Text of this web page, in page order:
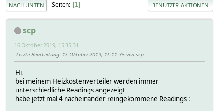
NACH UNTEN Seiten 1 BENUTZER-AKTIONEN
scp
16 Oktober 2019, 15:35:31
Letzte Bearbeitung: 16 Oktober 2019, 16:11:35 von scp
Hi,
bei meinem Heizkostenverteiler werden immer
unterschiedliche Readings angezeigt.
habe jetzt mal 4 nacheinander reingekommene Readings :